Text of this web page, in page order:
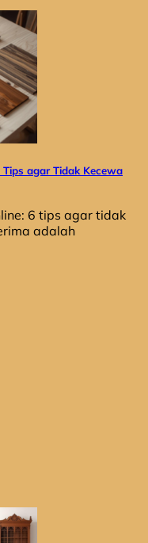
agar Tidak Kecewa
6 tips agar tidak
adalah